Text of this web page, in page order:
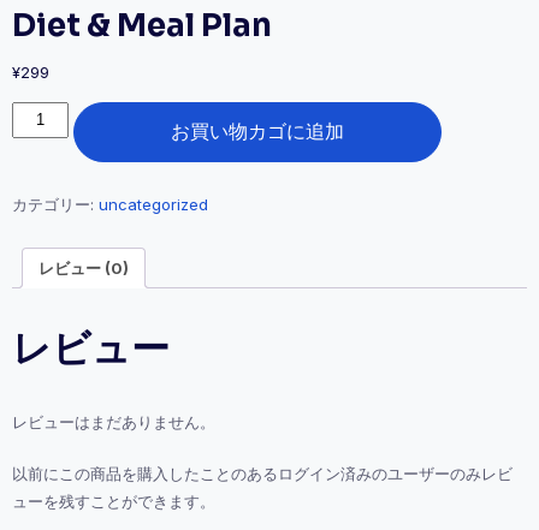
Diet & Meal Plan
¥299
Nutrition:
Build
Diet
Meal
Plan
個
お買い物カゴに追加
カテゴリー: uncategorized
レビュー (0)
レビュー
レビューはまだありません。
以前にこの商品を購入したことのあるログイン済みのユーザーのみレビ
ューを残すことができます。